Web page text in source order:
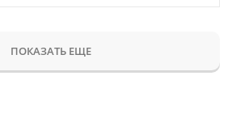
ПОКАЗАТЬ ЕЩЕ